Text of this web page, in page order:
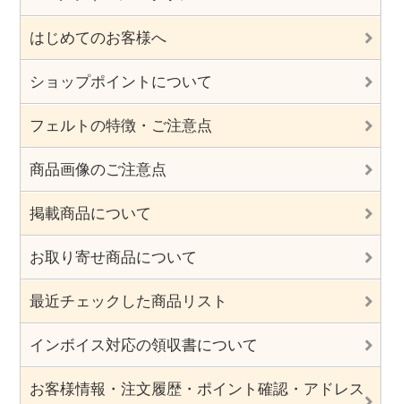
はじめてのお客様へ
ショップポイントについて
フェルトの特徴・ご注意点
商品画像のご注意点
掲載商品について
お取り寄せ商品について
最近チェックした商品リスト
インボイス対応の領収書について
お客様情報・注文履歴・ポイント確認・アドレス